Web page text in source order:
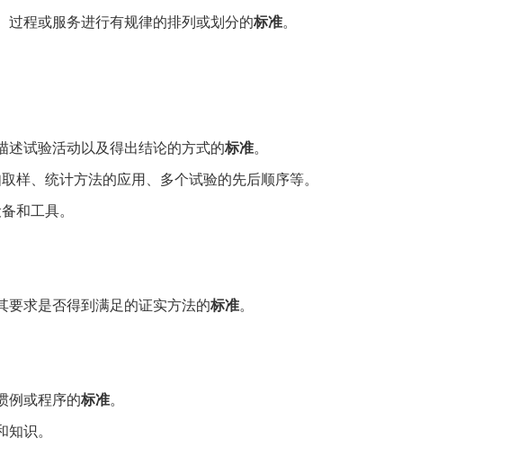
过程或服务进行有规律的排列或划分的标准。
述试验活动以及得出结论的方式的标准。
取样、统计方法的应用、多个试验的先后顺序等。
和工具。
要求是否得到满足的证实方法的标准。
例或程序的标准。
识。